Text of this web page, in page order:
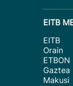
EITB
EITB
Orain
ETBON
Gaztea
Makusi